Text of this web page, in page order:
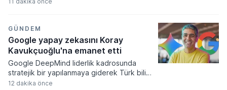
okullara, garajlardan ticari yapılara kadar 23
farklı bina grubu için uygulanacak
metrekare bedelleri açıklandı.
GÜNDEM
Google yapay zekasını Koray
Kavukçuoğlu'na emanet etti
Google DeepMind liderlik kadrosunda
stratejik bir yapılanmaya giderek Türk bilim
insanı Koray Kavukçuoğlu'nu kıdemli
12 dakika önce